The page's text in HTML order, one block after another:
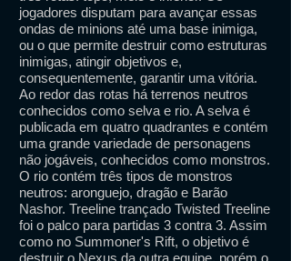
jogadores disputam para avançar essas
ondas de minions até uma base inimiga,
ou o que permite destruir como estruturas
inimigas, atingir objetivos e,
consequentemente, garantir uma vitória.
Ao redor das rotas há terrenos neutros
conhecidos como selva e rio. A selva é
publicada em quatro quadrantes e contém
uma grande variedade de personagens
não jogáveis, conhecidos como monstros.
O rio contém três tipos de monstros
neutros: aronguejo, dragão e Barão
Nashor. Treeline trançado Twisted Treeline
foi o palco para partidas 3 contra 3. Assim
como no Summoner's Rift, o objetivo é
destruir o Nexus da outra equipe, porém o